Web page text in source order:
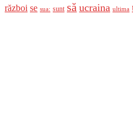
război se sua: sunt să ucraina ultima